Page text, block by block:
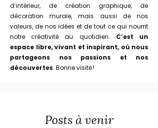
d’intérieur, de création graphique, de
décoration murale, mais aussi de nos
valeurs, de nos idées et de tout ce qui nourrit
notre créativité au quotidien. C’est un
espace libre, vivant et inspirant, où nous
partageons nos passions et nos
découvertes. Bonne visite !
Posts à venir